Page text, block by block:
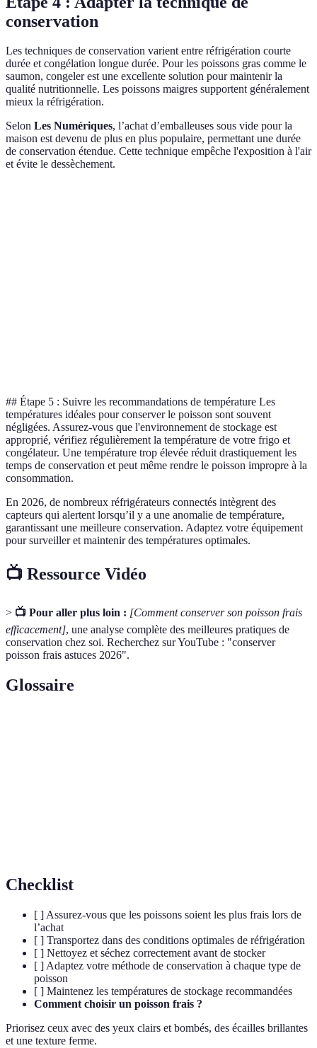
conservation
Les techniques de conservation varient entre réfrigération courte
durée et congélation longue durée. Pour les poissons gras comme le
saumon, congeler est une excellente solution pour maintenir la
qualité nutritionnelle. Les poissons maigres supportent généralement
mieux la réfrigération.
Selon Les Numériques, l’achat d’emballeuses sous vide pour la
maison est devenu de plus en plus populaire, permettant une durée
de conservation étendue. Cette technique empêche l'exposition à l'air
et évite le dessèchement.
## Étape 5 : Suivre les recommandations de température Les
températures idéales pour conserver le poisson sont souvent
négligées. Assurez-vous que l'environnement de stockage est
approprié, vérifiez régulièrement la température de votre frigo et
congélateur. Une température trop élevée réduit drastiquement les
temps de conservation et peut même rendre le poisson impropre à la
consommation.
En 2026, de nombreux réfrigérateurs connectés intègrent des
capteurs qui alertent lorsqu’il y a une anomalie de température,
garantissant une meilleure conservation. Adaptez votre équipement
pour surveiller et maintenir des températures optimales.
📺 Ressource Vidéo
> 📺 Pour aller plus loin : [Comment conserver son poisson frais
efficacement], une analyse complète des meilleures pratiques de
conservation chez soi. Recherchez sur YouTube : "conserver
poisson frais astuces 2026".
Glossaire
Checklist
[ ] Assurez-vous que les poissons soient les plus frais lors de
l’achat
[ ] Transportez dans des conditions optimales de réfrigération
[ ] Nettoyez et séchez correctement avant de stocker
[ ] Adaptez votre méthode de conservation à chaque type de
poisson
[ ] Maintenez les températures de stockage recommandées
Comment choisir un poisson frais ?
Priorisez ceux avec des yeux clairs et bombés, des écailles brillantes
et une texture ferme.